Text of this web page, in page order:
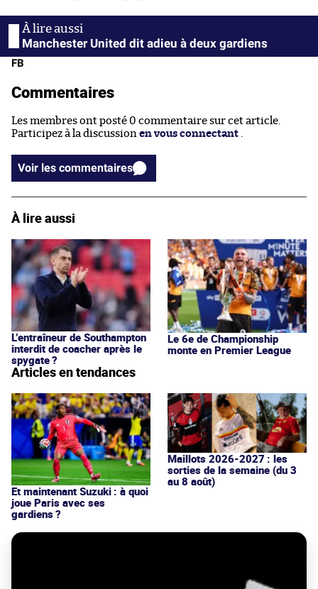
Manchester United dit adieu à deux gardiens
FB
Commentaires
Les membres ont posté 0 commentaire sur cet article.
Participez à la discussion en vous connectant
Voir les commentaires
À lire aussi
L’entraîneur de Southampton
interdit de coacher après le
spygate ?
Le 6e de Championship
monte en Premier League
Articles en tendances
Et maintenant Suzuki : à quoi
joue Paris avec ses
gardiens ?
Maillots 2026-2027 : les
sorties de la semaine (du 3
au 8 août)